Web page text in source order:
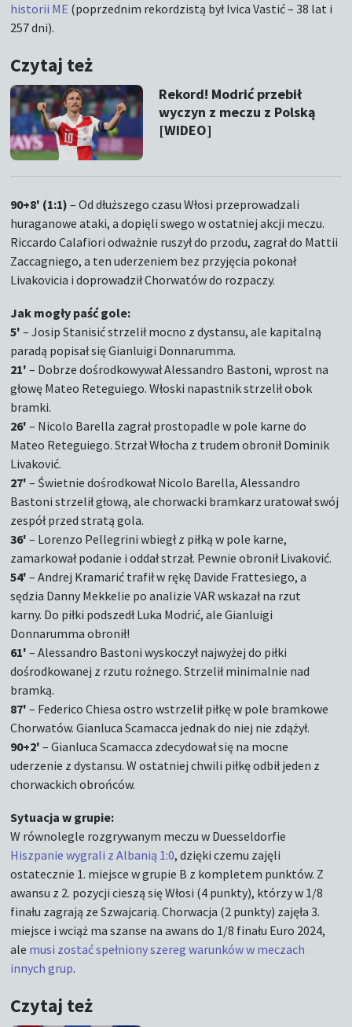
historii ME (poprzednim rekordzistą był Ivica Vastić – 38 lat i
257 dni).
Czytaj też
Rekord! Modrić przebił
wyczyn z meczu z Polską
[WIDEO]
90+8' (1:1) – Od dłuższego czasu Włosi przeprowadzali
huraganowe ataki, a dopięli swego w ostatniej akcji meczu.
Riccardo Calafiori odważnie ruszył do przodu, zagrał do Mattii
Zaccagniego, a ten uderzeniem bez przyjęcia pokonał
Livakovicia i doprowadził Chorwatów do rozpaczy.
Jak mogły paść gole:
5' – Josip Stanisić strzelił mocno z dystansu, ale kapitalną
paradą popisał się Gianluigi Donnarumma.
21' – Dobrze dośrodkowywał Alessandro Bastoni, wprost na
głowę Mateo Reteguiego. Włoski napastnik strzelił obok
bramki.
26' – Nicolo Barella zagrał prostopadle w pole karne do
Mateo Reteguiego. Strzał Włocha z trudem obronił Dominik
Livaković.
27' – Świetnie dośrodkował Nicolo Barella, Alessandro
Bastoni strzelił głową, ale chorwacki bramkarz uratował swój
zespół przed stratą gola.
36' – Lorenzo Pellegrini wbiegł z piłką w pole karne,
zamarkował podanie i oddał strzał. Pewnie obronił Livaković.
54' – Andrej Kramarić trafił w rękę Davide Frattesiego, a
sędzia Danny Mekkelie po analizie VAR wskazał na rzut
karny. Do piłki podszedł Luka Modrić, ale Gianluigi
Donnarumma obronił!
61' – Alessandro Bastoni wyskoczył najwyżej do piłki
dośrodkowanej z rzutu rożnego. Strzelił minimalnie nad
bramką.
87' – Federico Chiesa ostro wstrzelił piłkę w pole bramkowe
Chorwatów. Gianluca Scamacca jednak do niej nie zdążył.
90+2' – Gianluca Scamacca zdecydował się na mocne
uderzenie z dystansu. W ostatniej chwili piłkę odbił jeden z
chorwackich obrońców.
Sytuacja w grupie:
W równolegle rozgrywanym meczu w Duesseldorfie
Hiszpanie wygrali z Albanią 1:0, dzięki czemu zajęli
ostatecznie 1. miejsce w grupie B z kompletem punktów. Z
awansu z 2. pozycji cieszą się Włosi (4 punkty), którzy w 1/8
finału zagrają ze Szwajcarią. Chorwacja (2 punkty) zajęła 3.
miejsce i wciąż ma szanse na awans do 1/8 finału Euro 2024,
ale musi zostać spełniony szereg warunków w meczach
innych grup.
Czytaj też